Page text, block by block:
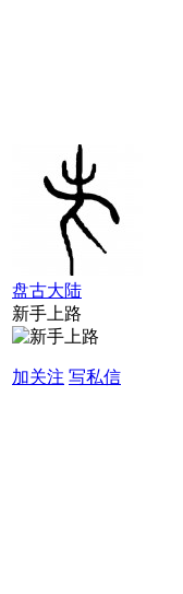
盘古大陆
新手上路
加关注 写私信